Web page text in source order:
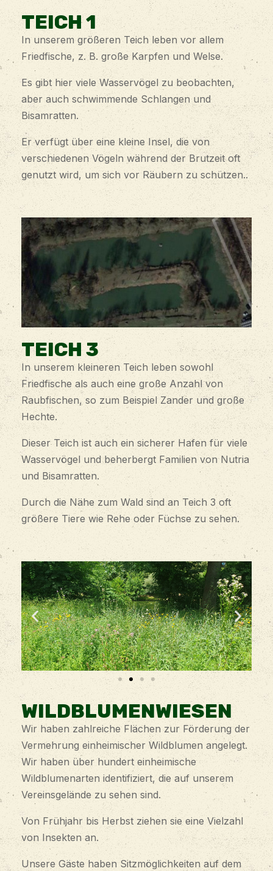
TEICH 1
In unserem größeren Teich leben vor allem
Friedfische, z. B. große Karpfen und Welse.
Es gibt hier viele Wasservögel zu beobachten,
aber auch schwimmende Schlangen und
Bisamratten.
Er verfügt über eine kleine Insel, die von
verschiedenen Vögeln während der Brutzeit oft
genutzt wird, um sich vor Räubern zu schützen..
TEICH 3
In unserem kleineren Teich leben sowohl
Friedfische als auch eine große Anzahl von
Raubfischen, so zum Beispiel Zander und große
Hechte.
Dieser Teich ist auch ein sicherer Hafen für viele
Wasservögel und beherbergt Familien von Nutria
und Bisamratten.
Durch die Nähe zum Wald sind an Teich 3 oft
größere Tiere wie Rehe oder Füchse zu sehen.
WILDBLUMENWIESEN
Wir haben zahlreiche Flächen zur Förderung der
Vermehrung einheimischer Wildblumen angelegt.
Wir haben über hundert einheimische
Wildblumenarten identifiziert, die auf unserem
Vereinsgelände zu sehen sind.
Von Frühjahr bis Herbst ziehen sie eine Vielzahl
von Insekten an.
Unsere Gäste haben Sitzmöglichkeiten auf dem